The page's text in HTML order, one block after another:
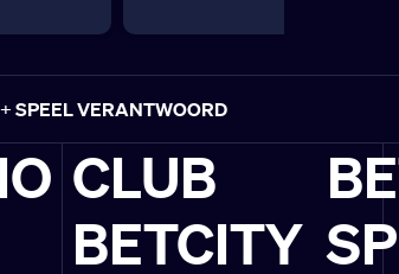
SPEEL VERANTWOORD
CLUB
BETCITY